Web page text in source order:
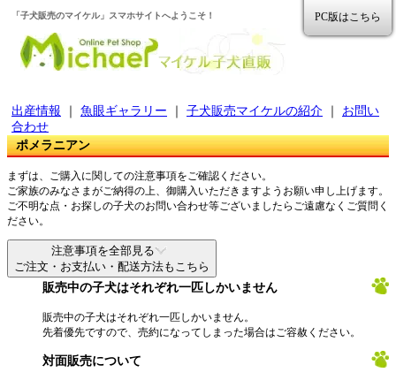
「子犬販売のマイケル」スマホサイトへようこそ！ PC版はこちら
出産情報 魚眼ギャラリー 子犬販売マイケルの紹介
お問い
合わせ
ポメラニアン
まずは、ご購入に関しての注意事項をご確認ください。
ご家族のみなさまがご納得の上、御購入いただきますようお願い申し上げます。
ご不明な点・お探しの子犬のお問い合わせ等ございましたらご遠慮なくご質問く
ださい。
注意事項を全部見る
ご注文・お支払い・配送方法もこちら
販売中の子犬はそれぞれ一匹しかいません
販売中の子犬はそれぞれ一匹しかいません。
先着優先ですので、売約になってしまった場合はご容赦ください。
対面販売について